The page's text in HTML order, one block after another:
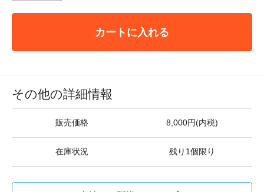
カートに入れる
その他の詳細情報
販売価格 8,000円(内税)
在庫状況 残り1個限り